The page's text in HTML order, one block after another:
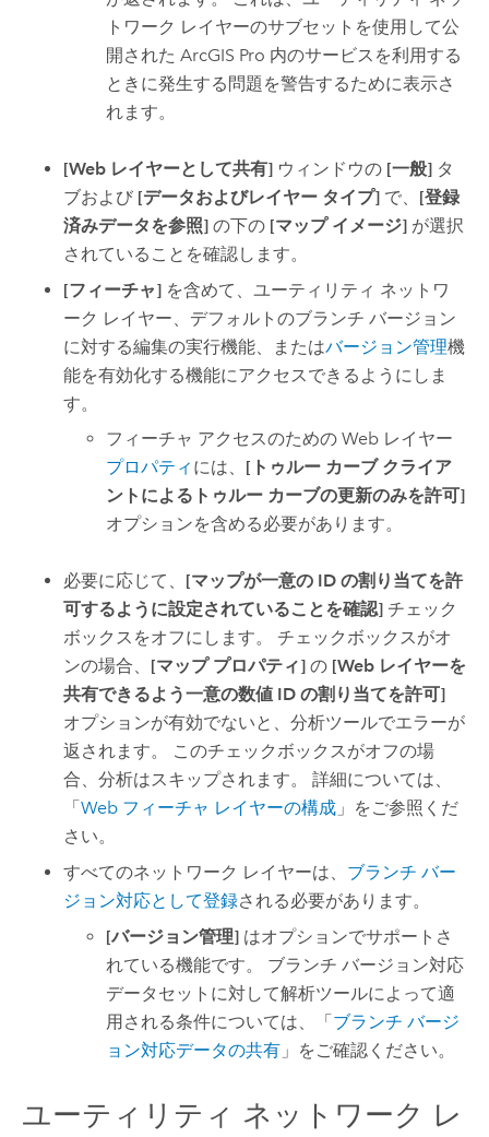
トワーク レイヤーのサブセットを使用して公
開されたArcGIS Pro 内のサービスを利用する
ときに発生する問題を警告するために表示さ
れます。
[Web レイヤーとして共有] ウィンドウの [一般] タ
ブおよび [データおよびレイヤー タイプ] で、 [登録
済みデータを参照] の下の [マップ イメージ] が選択
されていることを確認します。
[フィーチャ] を含めて、ユーティリティ ネットワ
ーク レイヤー、デフォルトのブランチ バージョン
に対する編集の実行機能、またはバージョン管理機
能を有効化する機能にアクセスできるようにしま
す。
フィーチャ アクセスのための Web レイヤー
プロパティ には、 [トゥルー カーブ クライア
ントによるトゥルー カーブの更新のみを許可]
オプションを含める必要があります。
必要に応じて、 [マップが一意の ID の割り当てを許
可するように設定されていることを確認] チェック
ボックスをオフにします。 チェックボックスがオ
ンの場合、 [マップ プロパティ] の [Web レイヤーを
共有できるよう一意の数値 ID の割り当てを許可]
オプションが有効でないと、分析ツールでエラーが
返されます。 このチェックボックスがオフの場
合、分析はスキップされます。 詳細については、
「Web フィーチャ レイヤーの構成 」をご参照くだ
さい。
すべてのネットワーク レイヤーは、 ブランチ バー
ジョン対応として登録される必要があります。
[バージョン管理] はオプションでサポートさ
れている機能です。 ブランチ バージョン対応
データセットに対して解析ツールによって適
用される条件については、「ブランチ バージ
ョン対応データの共有 」をご確認ください。
ユーティリティ ネットワーク レ